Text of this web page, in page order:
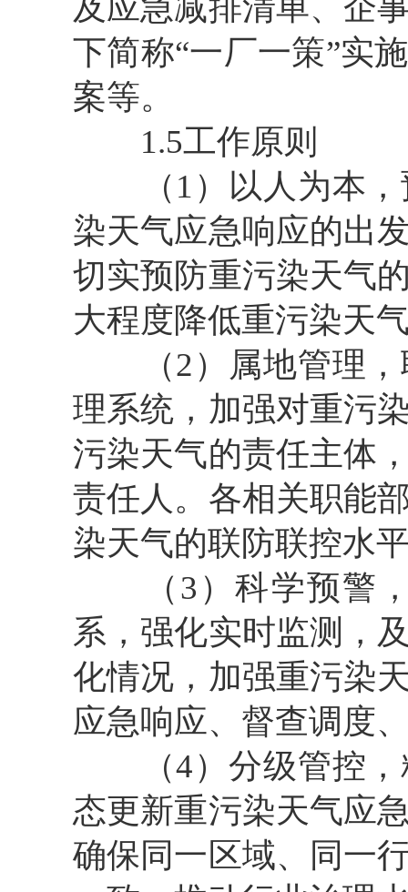
及应急减排清单、企
下简称“一厂一策”实
案等。
1.5工作原则
（1）以人为本，
染天气应急响应的出
切实预防重污染天气
大程度降低重污染天
（2）属地管理，
理系统，加强对重污
污染天气的责任主体
责任人。各相关职能
染天气的联防联控水
（3）科学预警，
系，强化实时监测，
化情况，加强重污染
应急响应、督查调度
（4）分级管控，
态更新重污染天气应
确保同一区域、同一